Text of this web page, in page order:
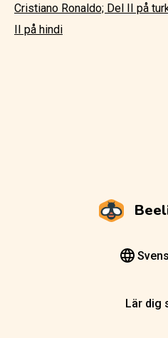
Cristiano Ronaldo; Del II på
II på hindi
Lär dig